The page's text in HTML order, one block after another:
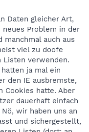
Daten gleicher Art,
Problem in der
auch aus
viel zu doofe
Listen verwenden.
ja mal ein
den IE ausbremste,
Cookies hatte. Aber
dauerhaft einfach
wir haben uns an
und sichergestellt,